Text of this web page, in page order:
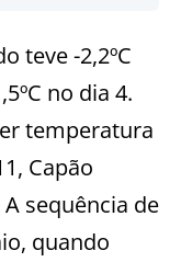
teve -2,2ºC
no dia 4.
temperatura
Capão
sequência de
quando